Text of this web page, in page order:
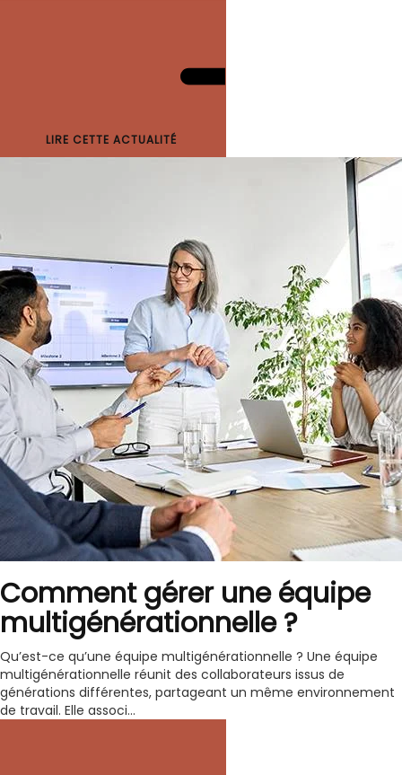
LIRE CETTE ACTUALITÉ
Comment gérer une équipe
multigénérationnelle ?
Qu’est-ce qu’une équipe multigénérationnelle ? Une équipe
multigénérationnelle réunit des collaborateurs issus de
générations différentes, partageant un même environnement
de travail. Elle associ...